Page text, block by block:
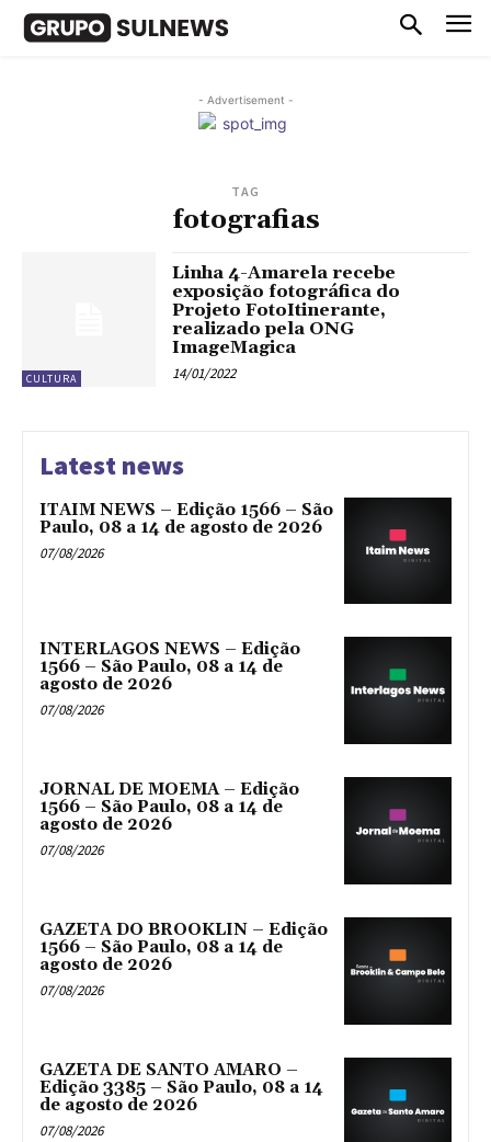
- Advertisement -
TAG
fotografias
CULTURA
Linha 4-Amarela recebe
exposição fotográfica do
Projeto FotoItinerante,
realizado pela ONG
ImageMagica
14/01/2022
Latest news
ITAIM NEWS – Edição 1566 – São
Paulo, 08 a 14 de agosto de 2026
07/08/2026
INTERLAGOS NEWS – Edição
1566 – São Paulo, 08 a 14 de
agosto de 2026
07/08/2026
JORNAL DE MOEMA – Edição
1566 – São Paulo, 08 a 14 de
agosto de 2026
07/08/2026
GAZETA DO BROOKLIN – Edição
1566 – São Paulo, 08 a 14 de
agosto de 2026
07/08/2026
GAZETA DE SANTO AMARO –
Edição 3385 – São Paulo, 08 a 14
de agosto de 2026
07/08/2026